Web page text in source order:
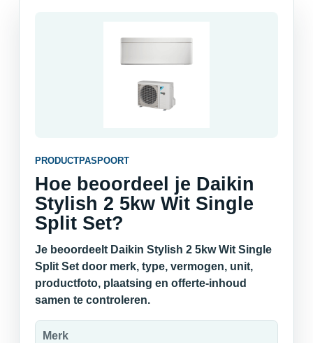
PRODUCTPASPOORT
Hoe beoordeel je Daikin
Stylish 2 5kw Wit Single
Split Set?
Je beoordeelt Daikin Stylish 2 5kw Wit Single
Split Set door merk, type, vermogen, unit,
productfoto, plaatsing en offerte-inhoud
samen te controleren.
Merk